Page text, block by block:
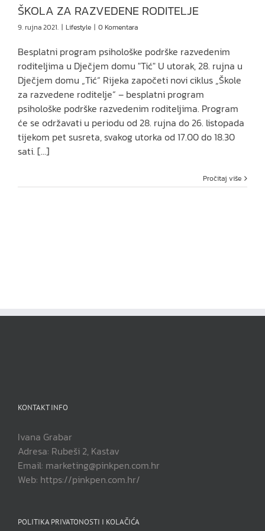
ŠKOLA ZA RAZVEDENE RODITELJE
9. rujna 2021. | Lifestyle | 0 Komentara
Besplatni program psihološke podrške razvedenim
roditeljima u Dječjem domu "Tić" U utorak, 28. rujna u
Dječjem domu „Tić“ Rijeka započeti novi ciklus „Škole
za razvedene roditelje“ – besplatni program
psihološke podrške razvedenim roditeljima. Program
će se održavati u periodu od 28. rujna do 26. listopada
tijekom pet susreta, svakog utorka od 17.00 do 18.30
sati. [...]
Pročitaj više
KONTAKT INFO
Ivana Grabar
Adresa: Rubeši 2, Kastav
Email: marketing@pinkpen.com.hr
Web: https://pinkpen.com.hr/
POLITIKA PRIVATONOSTI I KOLAČIĆA